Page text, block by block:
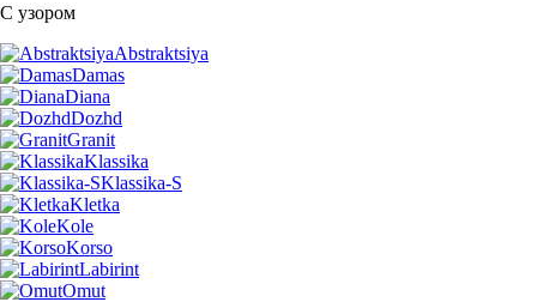
С узором
Abstraktsiya
Damas
Diana
Dozhd
Granit
Klassika
Klassika-S
Kletka
Kole
Korso
Labirint
Omut